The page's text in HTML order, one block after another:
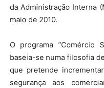
da Administração Interna
maio de 2010.
O programa “Comércio
baseia-se numa filosofia
que pretende
segurança aos